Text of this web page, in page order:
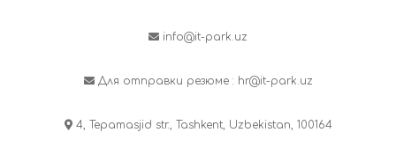
info@it-park.uz
Для отправки резюме : hr@it-park.uz
4, Tepamasjid str., Tashkent, Uzbekistan, 100164